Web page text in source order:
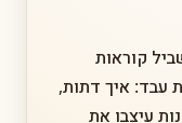
קוראות
עבד: איך דתות,
עיצבו את